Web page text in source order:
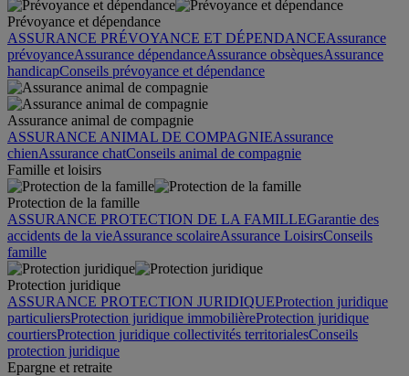
Prévoyance et dépendance
ASSURANCE PRÉVOYANCE ET DÉPENDANCEAssurance
prévoyanceAssurance dépendanceAssurance obsèquesAssurance
handicapConseils prévoyance et dépendance
Assurance animal de compagnie
ASSURANCE ANIMAL DE COMPAGNIEAssurance
chienAssurance chatConseils animal de compagnie
Famille et loisirs
Protection de la famille
ASSURANCE PROTECTION DE LA FAMILLEGarantie des
accidents de la vieAssurance scolaireAssurance LoisirsConseils
famille
Protection juridique
ASSURANCE PROTECTION JURIDIQUEProtection juridique
particuliersProtection juridique immobilièreProtection juridique
courtiersProtection juridique collectivités territorialesConseils
protection juridique
Epargne et retraite